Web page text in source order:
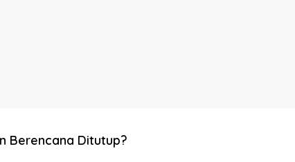
Berencana Ditutup?